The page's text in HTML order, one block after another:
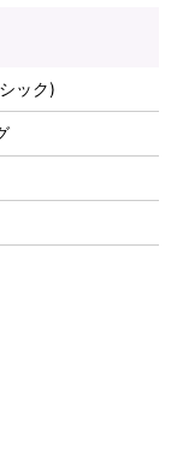
ック)